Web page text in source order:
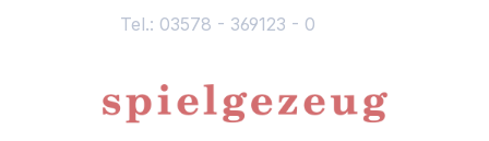
Tel.: 03578 - 369123 - 0